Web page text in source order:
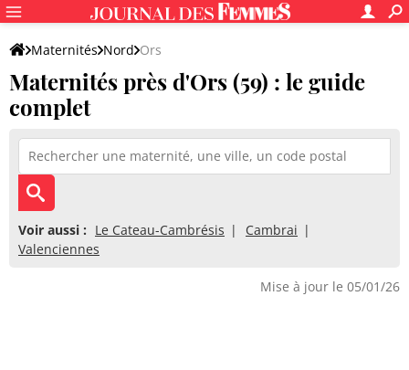
Maternités Nord Ors
Maternités près d'Ors (59) : le guide
complet
Voir aussi : Le Cateau-Cambrésis
Cambrai
Valenciennes
Mise à jour le 05/01/26